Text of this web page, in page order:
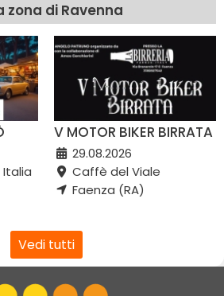
zona di Ravenna
Italia
V MOTOR BIKER BIRRATA
29.08.2026
Caffè del Viale
Faenza (RA)
Vedi tutti